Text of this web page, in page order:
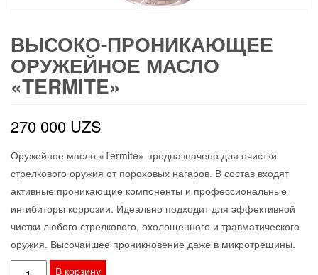
ВЫСОКО-ПРОНИКАЮЩЕЕ
ОРУЖЕЙНОЕ МАСЛО
«TERMITE»
270 000 UZS
Оружейное масло «Termite» предназначено для очистки
стрелкового оружия от пороховых нагаров. В состав входят
активные проникающие компоненты и профессиональные
ингибиторы коррозии. Идеально подходит для эффективной
чистки любого стрелкового, охолощенного и травматического
оружия. Высочайшее проникновение даже в микротрещины.
КоличествоВ корзину